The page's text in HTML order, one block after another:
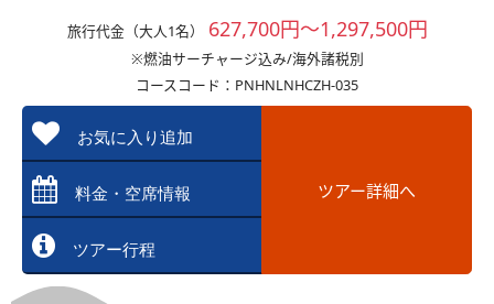
旅行代金（大人1名） 627,700円～1,297,500円
※燃油サーチャージ込み/海外諸税別
コースコード：PNHNLNHCZH-035
お気に入り追加
料金・空席情報
ツアー行程
ツアー詳細へ